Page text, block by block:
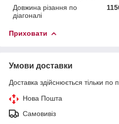
Довжина різання по
діагоналі
Приховати
Умови доставки
Доставка здійснюється тільки по
Нова Пошта
Самовивіз